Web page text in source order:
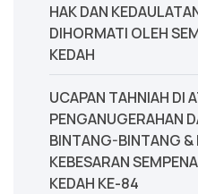
‎HAK DAN
DIHORMATI OLEH
KEDAH
UCAPAN TAHNIAH DI
PENGANUGERAHAN
BINTANG-BINTANG
KEBESARAN
KEDAH KE-84